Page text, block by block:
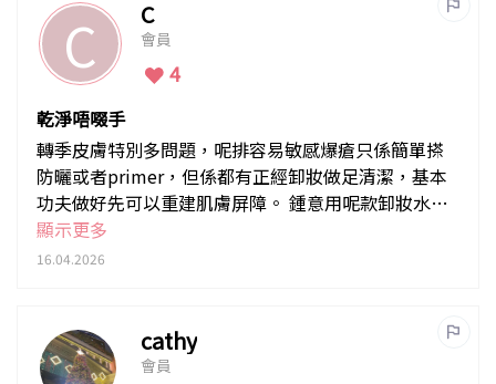
C C
會員
4
乾淨唔啜手
轉季皮膚特別多問題，呢排容易敏感爆瘡只係簡單搽
防曬或者primer，但係都有正經卸妝做足清潔，基本
功夫做好先可以重建肌膚屏障。 鍾意用呢款卸妝水因
為低敏水基底配方，卸得乾淨同時有保護皮膚成份，
夠力之餘唔會用力過猛，淡妝人仕適用。
顯示更多
16.04.2026
cathy
會員